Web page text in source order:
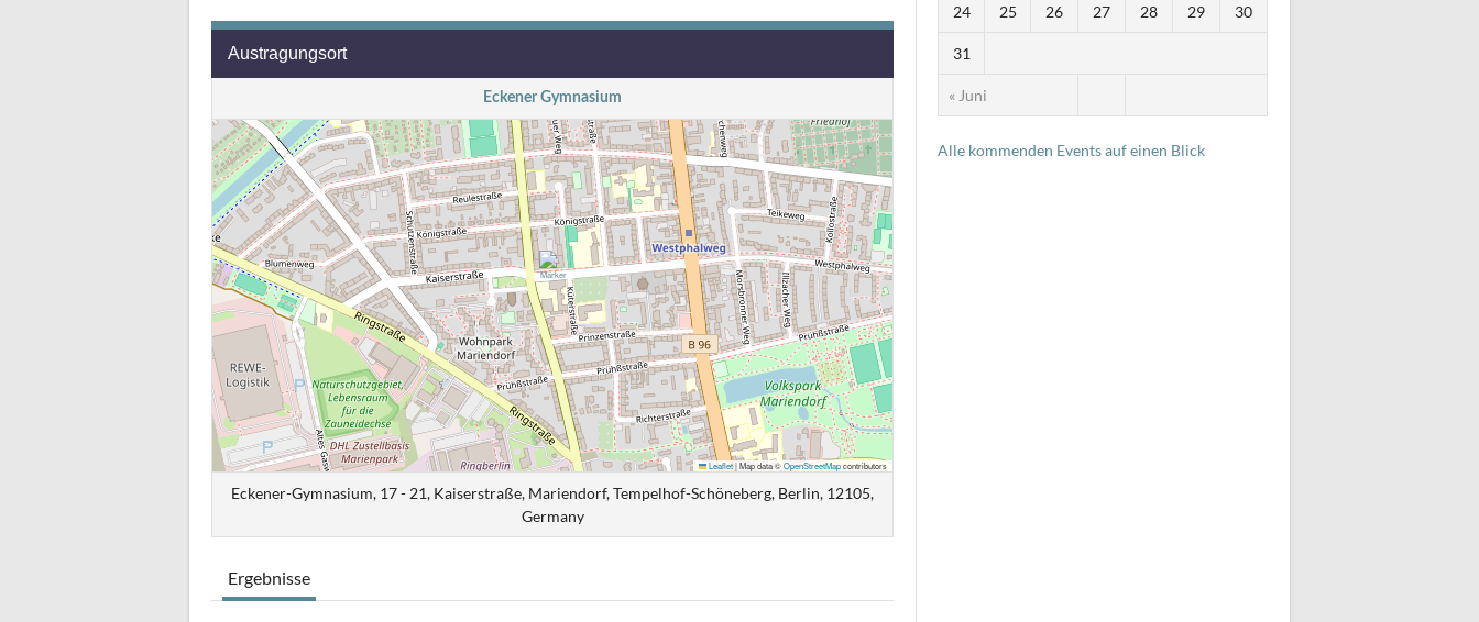
Austragungsort
Eckener Gymnasium
Leaflet|Map data ©OpenStreetMapcontributors
Eckener-Gymnasium, 17 - 21, Kaiserstraße, Mariendorf, Tempelhof-Schöneberg, Berlin, 12105,
Germany
Ergebnisse
« Juni
24 25 26 27 28 29 30
31
Alle kommenden Events auf einen Blick